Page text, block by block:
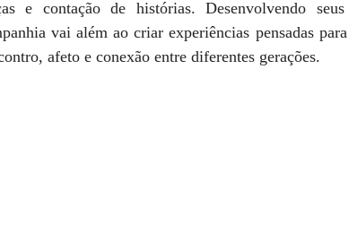
e contação de histórias. Desenvolvendo
vai além ao criar experiências pensadas
afeto e conexão entre diferentes gerações.